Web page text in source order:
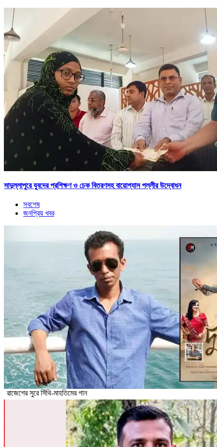
সাদুল্লাপুরে যুবদের প্রশিক্ষণ ও চেক বিতরণসহ বায়োগ্যাস পল্লীর উদ্বোধন
সবশেষ
জনপ্রিয় খবর
রাজেশের সুরে সিঁথি-মাহতিমের গান